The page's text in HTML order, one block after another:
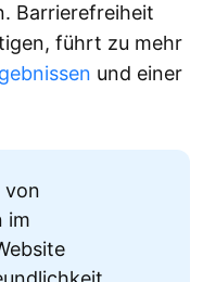
Barrierefreiheit
führt zu mehr
und einer
von
im